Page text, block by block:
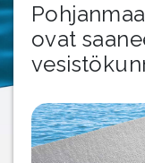
ovat